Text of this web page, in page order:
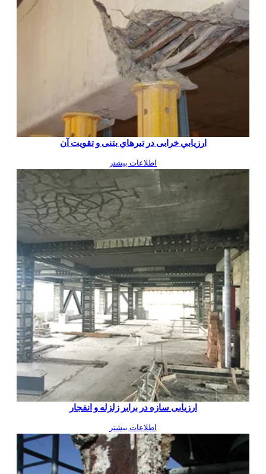
ارزيابي خرابی در تيرهاي بتنی و تقویت آن
اطلاعات بیشتر
ارزیابی سازه در برابر زلزله و انفجار
اطلاعات بیشتر